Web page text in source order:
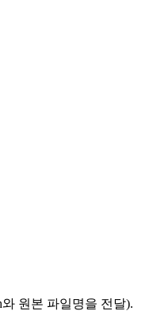
와 원본 파일명을 전달).